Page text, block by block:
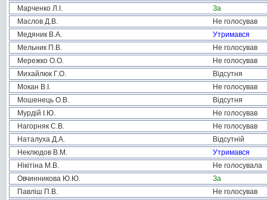
Марченко Л.І.
За
Маслов Д.В.
Не голосував
Медяник В.А.
Утримався
Мельник П.В.
Не голосував
Мережко О.О.
Не голосував
Михайлюк Г.О.
Відсутня
Мокан В.І.
Не голосував
Мошенець О.В.
Відсутня
Мурдій І.Ю.
Не голосував
Нагорняк С.В.
Не голосував
Наталуха Д.А.
Відсутній
Неклюдов В.М.
Утримався
Нікітіна М.В.
Не голосувала
Овчинникова Ю.Ю.
За
Павліш П.В.
Не голосував